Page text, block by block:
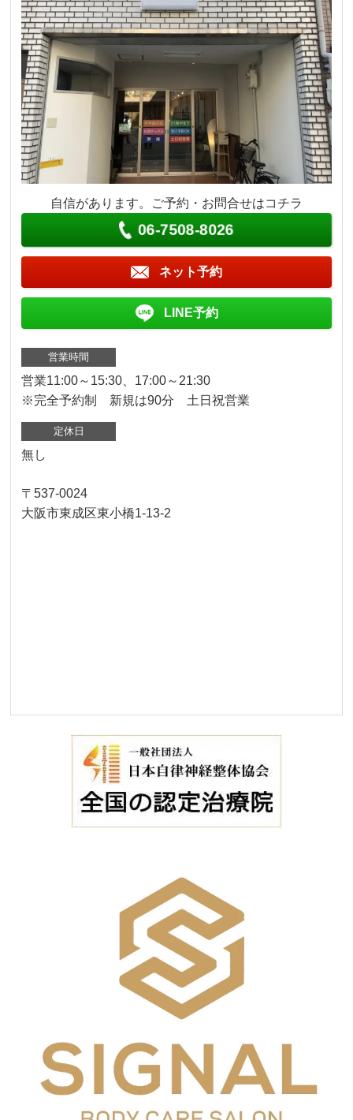
自信があります。ご予約・お問合せはコチラ
06-7508-8026
ネット予約
LINE予約
営業時間
営業11:00～15:30、17:00～21:30
※完全予約制 新規は90分 土日祝営業
定休日
無し
〒537-0024
大阪市東成区東小橋1-13-2